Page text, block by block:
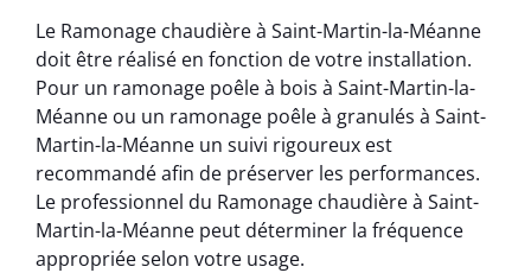
Le Ramonage chaudière à Saint-Martin-la-Méanne
doit être réalisé en fonction de votre installation.
Pour un ramonage poêle à bois à Saint-Martin-la-
Méanne ou un ramonage poêle à granulés à Saint-
Martin-la-Méanne un suivi rigoureux est
recommandé afin de préserver les performances.
Le professionnel du Ramonage chaudière à Saint-
Martin-la-Méanne peut déterminer la fréquence
appropriée selon votre usage.